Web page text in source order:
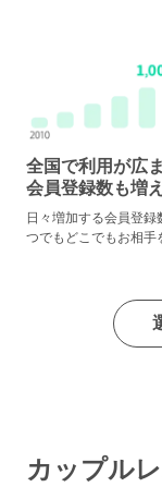
全国で利用が広
会員登録数も増
日々増加する会員登
つでもどこでもお相手
カップル